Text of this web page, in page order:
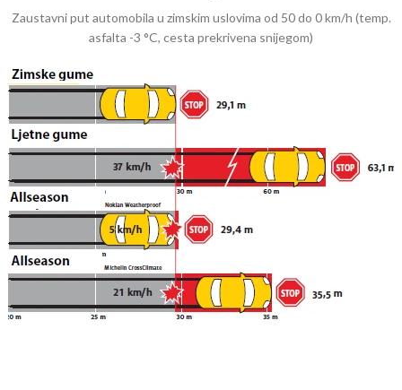
Zaustavni put automobila u zimskim uslovima od 50 do 0 km/h (temp.
asfalta -3 °C, cesta prekrivena snijegom)